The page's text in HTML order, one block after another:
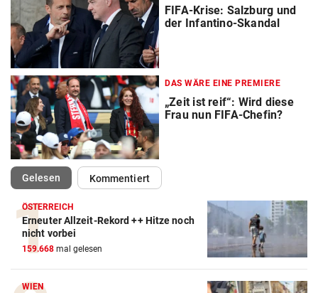
FIFA-Krise: Salzburg und
der Infantino-Skandal
DAS WÄRE EINE PREMIERE
„Zeit ist reif“: Wird diese
Frau nun FIFA-Chefin?
Gelesen(ausgewählt)Kommentiert
ÖSTERREICH
Erneuter Allzeit-Rekord ++ Hitze noch
nicht vorbei
159.668 mal gelesen
WIEN
Action-Cam Vergleich
ZUM VERGLEICH
Crosstrainer Vergleich